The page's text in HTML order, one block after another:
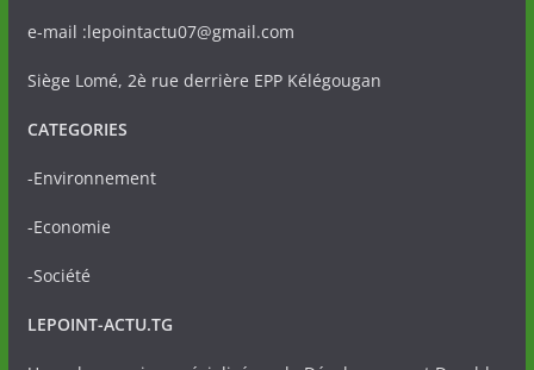
e-mail :lepointactu07@gmail.com
Siège Lomé, 2è rue derrière EPP Kélégougan
CATEGORIES
-Environnement
-Economie
-Société
LEPOINT-ACTU.TG